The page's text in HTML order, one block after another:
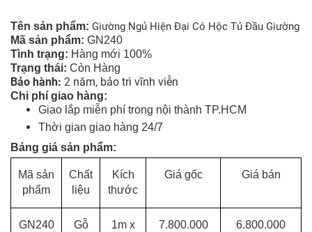
Tên sản phẩm: Giường Ngủ Hiện Đại Có Hộc Tủ Đầu Giường
Mã sản phẩm: GN240
Tình trạng: Hàng mới 100%
Trạng thái: Còn Hàng
Bảo hành: 2 năm, bảo trì vĩnh viễn
Chi phí giao hàng:
Giao lắp miễn phí trong nội thành TP.HCM
Thời gian giao hàng 24/7
Bảng giá sản phẩm:
Mã sản
phẩm
Chất
liệu
Kích
thước
Giá gốc Giá bán
GN240
Gỗ
1m x
7.800.000 6.800.000